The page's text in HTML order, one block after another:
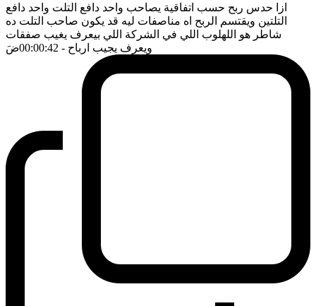
ازا حدس ربح حسب اتفاقية يصاحب واحد دافع التلت واحد دافع
التلتين ويقتسم الربح اه مناصفات ليه قد يكون صاحب التلت ده
شاطر هو اللهلوب اللي في الشركة اللي بيعرف يغيب صفقات
ويعرف يجيب ارباح - 00:00:42 ضَ